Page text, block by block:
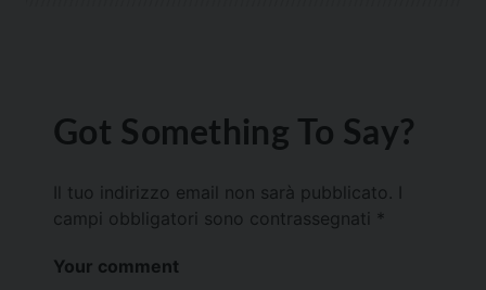
Got Something To Say?
Il tuo indirizzo email non sarà pubblicato.
campi obbligatori sono contrassegnati *
Your comment